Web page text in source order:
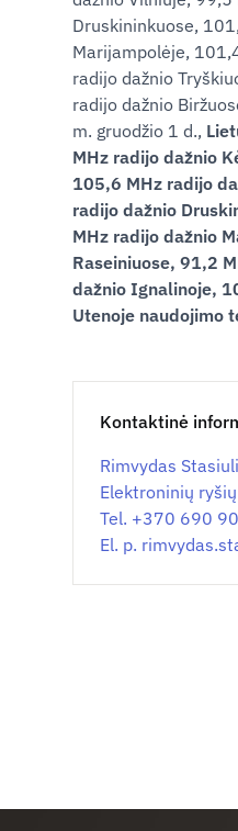
Druskininkuose,
Marijampolėje,
radijo dažnio
radijo dažnio
m. gruodžio 1 d.,
MHz radijo dažnio
105,6 MHz radijo
radijo dažnio
MHz radijo dažnio
Raseiniuose, 91,2
dažnio Ignalinoje,
Utenoje naudojimo
Kontaktinė
Rimvydas
Elektroninių
Tel. +370 690
El. p.